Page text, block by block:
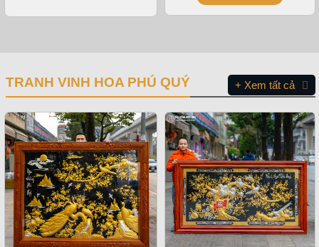
TRANH VINH HOA PHÚ QUÝ + Xem tất cả